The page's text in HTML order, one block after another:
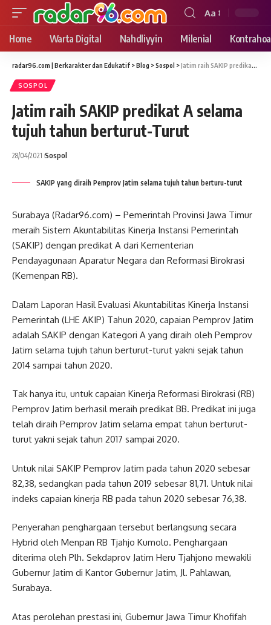
Font
Resizer
Aa
Home Warta Digital Nahdliyyin Milenial
radar96.com | Berkarakter dan Edukatif >Blog >Sospol >Jatim raih SAKIP predikat A selama tujuh tahun berturut-Turut
SOSPOL
Jatim raih SAKIP predikat A selama
tujuh tahun berturut-Turut
28/04/2021 Sospol
SAKIP yang diraih Pemprov Jatim selama tujuh tahun berturu-turut
Surabaya (Radar96.com) – Pemerintah Provinsi Jawa Timur
meraih Sistem Akuntabilitas Kinerja Instansi Pemerintah
(SAKIP) dengan predikat A dari Kementerian
Pendayagunaan Aparatur Negara dan Reformasi Birokrasi
(Kemenpan RB).
Dalam Laporan Hasil Evaluasi Akuntabilitas Kinerja Instansi
Pemerintah (LHE AKIP) Tahun 2020, capaian Pemprov Jatim
adalah SAKIP dengan Kategori A yang diraih oleh Pemprov
Jatim selama tujuh tahun berturut-turut yakni sejak tahun
2014 sampai tahun 2020.
Tak hanya itu, untuk capaian Kinerja Reformasi Birokrasi (RB)
Pemprov Jatim berhasil meraih predikat BB. Predikat ini juga
telah diraih Pemprov Jatim selama empat tahun berturut-
turut yakni sejak tahun 2017 sampai 2020.
Untuk nilai SAKIP Pemprov Jatim pada tahun 2020 sebesar
82,38, sedangkan pada tahun 2019 sebesar 81,71. Untuk nilai
indeks capaian kinerja RB pada tahun 2020 sebesar 76,38.
Penyerahan penghargaan tersebut berlangsung secara
Hybrid oleh Menpan RB Tjahjo Kumolo. Penghargaan
diterima oleh Plh. Sekdaprov Jatim Heru Tjahjono mewakili
Gubernur Jatim di Kantor Gubernur Jatim, Jl. Pahlawan,
Surabaya.
Atas perolehan prestasi ini, Gubernur Jawa Timur Khofifah